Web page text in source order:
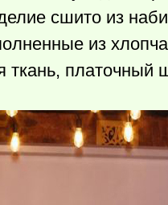
сшито из
из
ткань, платочный